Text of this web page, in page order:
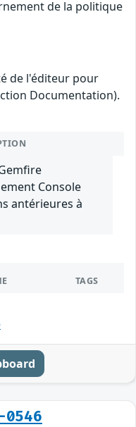
de la politique
de l'éditeur pour
Documentation).
Console
antérieures à
TAGS
0546